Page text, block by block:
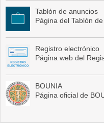
Tablón de anuncios
Página del Tablón
Registro electrónico
Página web del
BOUNIA
Página oficial de